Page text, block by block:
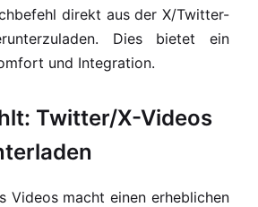
direkt aus der X/Twitter-
Dies bietet ein
und Integration.
Twitter/X-Videos
Videos macht einen erheblichen